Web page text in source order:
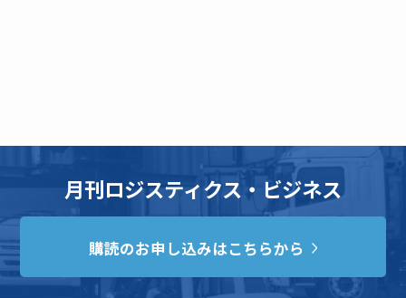
月刊ロジスティクス・ビジネス
購読のお申し込みはこちらから